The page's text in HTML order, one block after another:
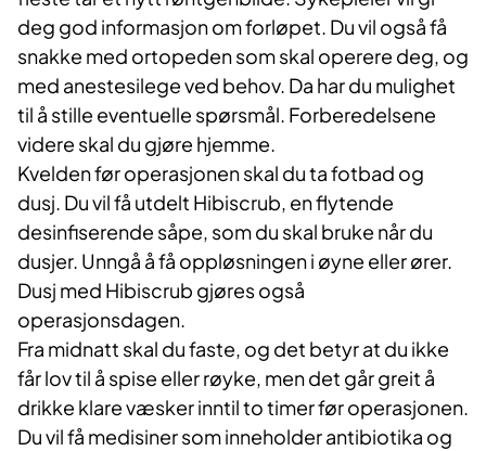
deg god informasjon om forløpet. Du vil også få
snakke med ortopeden som skal operere deg, og
med anestesilege ved behov. Da har du mulighet
til å stille eventuelle spørsmål. Forberedelsene
videre skal du gjøre hjemme.
Kvelden før operasjonen skal du ta fotbad og
dusj. Du vil få utdelt Hibiscrub, en flytende
desinfiserende såpe, som du skal bruke når du
dusjer. Unngå å få oppløsningen i øyne eller ører.
Dusj med Hibiscrub gjøres også
operasjonsdagen.
Fra midnatt skal du faste, og det betyr at du ikke
får lov til å spise eller røyke, men det går greit å
drikke klare væsker inntil to timer før operasjonen.
Du vil få medisiner som inneholder antibiotika og